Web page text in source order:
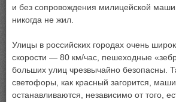
и без сопровождения милицейской
никогда не жил.
Улицы в российских городах очень
скорости — 80 км/час, пешеходные
больших улиц чрезвычайно безопасны.
светофоры, как красный загорится,
останавливаются, независимо от того,